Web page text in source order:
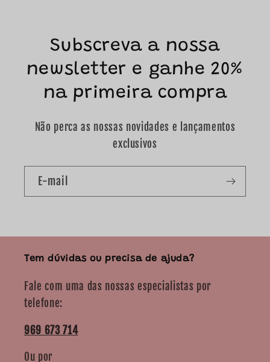
Subscreva a nossa
newsletter e ganhe 20%
na primeira compra
Não perca as nossas novidades e lançamentos
exclusivos
E-mail
Tem dúvidas ou precisa de ajuda?
Fale com uma das nossas especialistas por
telefone:
969 673 714
Ou por